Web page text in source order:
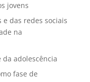
jovens
das redes sociais
na
adolescência
fase de